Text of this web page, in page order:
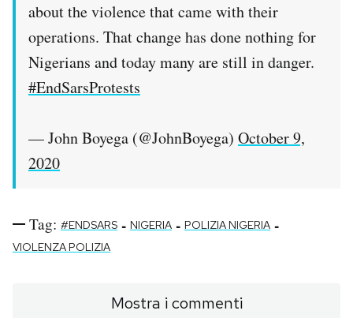
about the violence that came with their
operations. That change has done nothing for
Nigerians and today many are still in danger.
#EndSarsProtests
— John Boyega (@JohnBoyega) October 9,
2020
Tag: #ENDSARS - NIGERIA - POLIZIA NIGERIA -
VIOLENZA POLIZIA
Mostra i commenti